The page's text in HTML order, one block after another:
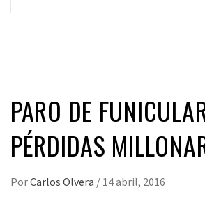
PARO DE
PÉRDIDAS
PorCarlos Olvera / 14 abril, 2016